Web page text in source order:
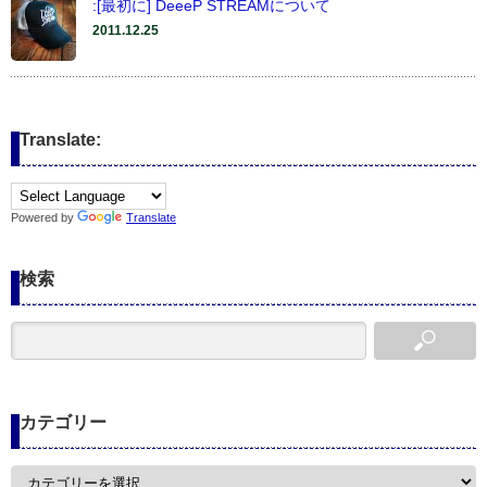
:[最初に] DeeeP STREAMについて
2011.12.25
Translate:
Powered by Translate
検索
カテゴリー
カ